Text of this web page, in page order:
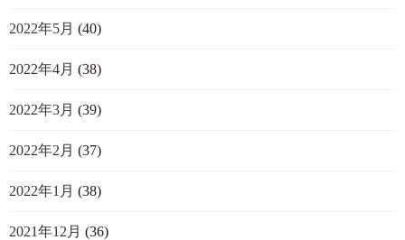
2022年5月 (40)
2022年4月 (38)
2022年3月 (39)
2022年2月 (37)
2022年1月 (38)
2021年12月 (36)